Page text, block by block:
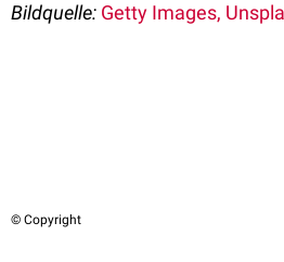
Bildquelle: Getty Images,
© Copyright